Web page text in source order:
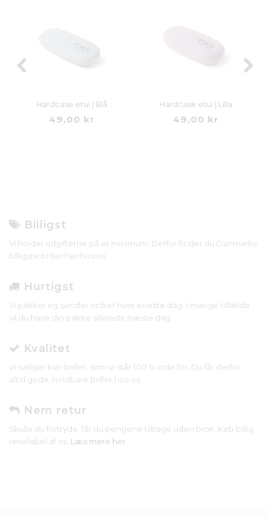
Hardcase etui | Blå
49,00 kr
Hardcase etui | Lilla
49,00 kr
Billigst
Vi holder udgifterne på et minimum. Derfor finder du Danmarks
billigste briller her hos os.
Hurtigst
Vi pakker og sender ordrer hver eneste dag. I mange tilfælde
vil du have din pakke allerede næste dag.
Kvalitet
Vi sælger kun briller, som vi står 100 % inde for. Du får derfor
altid gode, holdbare briller hos os.
Nem retur
Skulle du fortryde, får du pengene tilbage uden brok. Køb billig
returlabel af os. Læs mere her.